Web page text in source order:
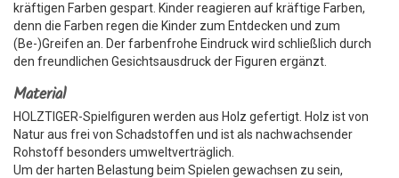
kräftigen Farben gespart. Kinder reagieren auf kräftige Farben,
denn die Farben regen die Kinder zum Entdecken und zum
(Be-)Greifen an. Der farbenfrohe Eindruck wird schließlich durch
den freundlichen Gesichtsausdruck der Figuren ergänzt.
Material
HOLZTIGER-Spielfiguren werden aus Holz gefertigt. Holz ist von
Natur aus frei von Schadstoffen und ist als nachwachsender
Rohstoff besonders umweltverträglich.
Um der harten Belastung beim Spielen gewachsen zu sein,